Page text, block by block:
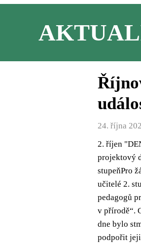
24. října
2. říjen
projektový
stupeňPro
učitelé 2.
pedagogů
v přírodě“.
dne bylo
podpořit